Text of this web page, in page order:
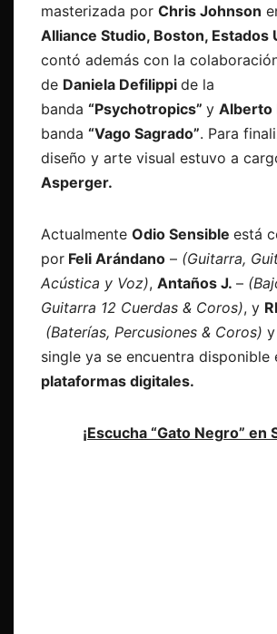
masterizada por Chris Johnson
Alliance Studio, Boston, Estados
contó además con la
de Daniela Defilippi de la
banda “Psychotropics” y Alberto
banda “Vago Sagrado”. Para
diseño y arte visual estuvo a
Asperger.
Actualmente Odio Sensible está
por Feli Arándano – (Guitarra,
Acústica y Voz), Antaños J. –
Guitarra 12 Cuerdas & Coros), y
(Baterías, Percusiones & Coros)
single ya se encuentra disponible
plataformas digitales.
¡Escucha “Gato Negro” en